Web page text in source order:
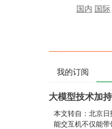
国内 国际
我的订阅
大模型技术加
本文转自：北京
能交互机不仅能